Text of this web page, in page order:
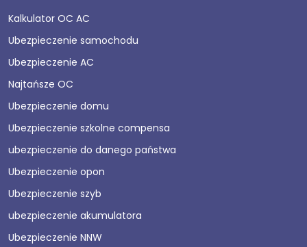
Kalkulator OC AC
Ubezpieczenie samochodu
Ubezpieczenie AC
Najtańsze OC
Ubezpieczenie domu
Ubezpieczenie szkolne compensa
ubezpieczenie do danego państwa
Ubezpieczenie opon
Ubezpieczenie szyb
ubezpieczenie akumulatora
Ubezpieczenie NNW